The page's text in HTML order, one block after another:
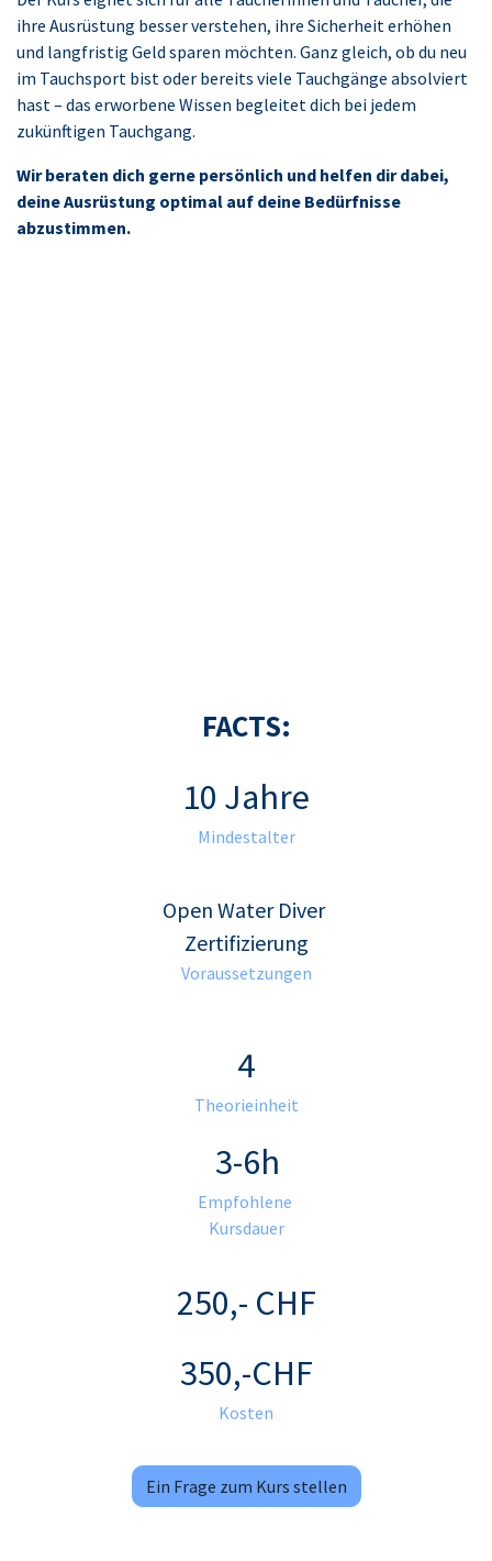
ihre Ausrüstung besser verstehen, ihre Sicherheit erhöhen
und langfristig Geld sparen möchten. Ganz gleich, ob du neu
im Tauchsport bist oder bereits viele Tauchgänge absolviert
hast – das erworbene Wissen begleitet dich bei jedem
zukünftigen Tauchgang.
Wir beraten dich gerne persönlich und helfen dir dabei,
deine Ausrüstung optimal auf deine Bedürfnisse
abzustimmen.
FACTS:
10 Jahre
Mindestalter
Open Water Diver
Zertifizierung
Voraussetzungen
4​
Theorieinheit
3-6h​
Empfohlene
Kursdauer
250,- CHF
350,-CHF
Kosten
Ein Frage zum Kurs stellen